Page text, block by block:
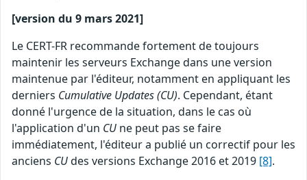
[version du 9 mars 2021]
Le CERT-FR recommande fortement de toujours
maintenir les serveurs Exchange dans une version
maintenue par l'éditeur, notamment en appliquant les
derniers Cumulative Updates (CU). Cependant, étant
donné l'urgence de la situation, dans le cas où
l'application d'un CU ne peut pas se faire
immédiatement, l'éditeur a publié un correctif pour les
anciens CUdes versions Exchange 2016 et 2019 [8].